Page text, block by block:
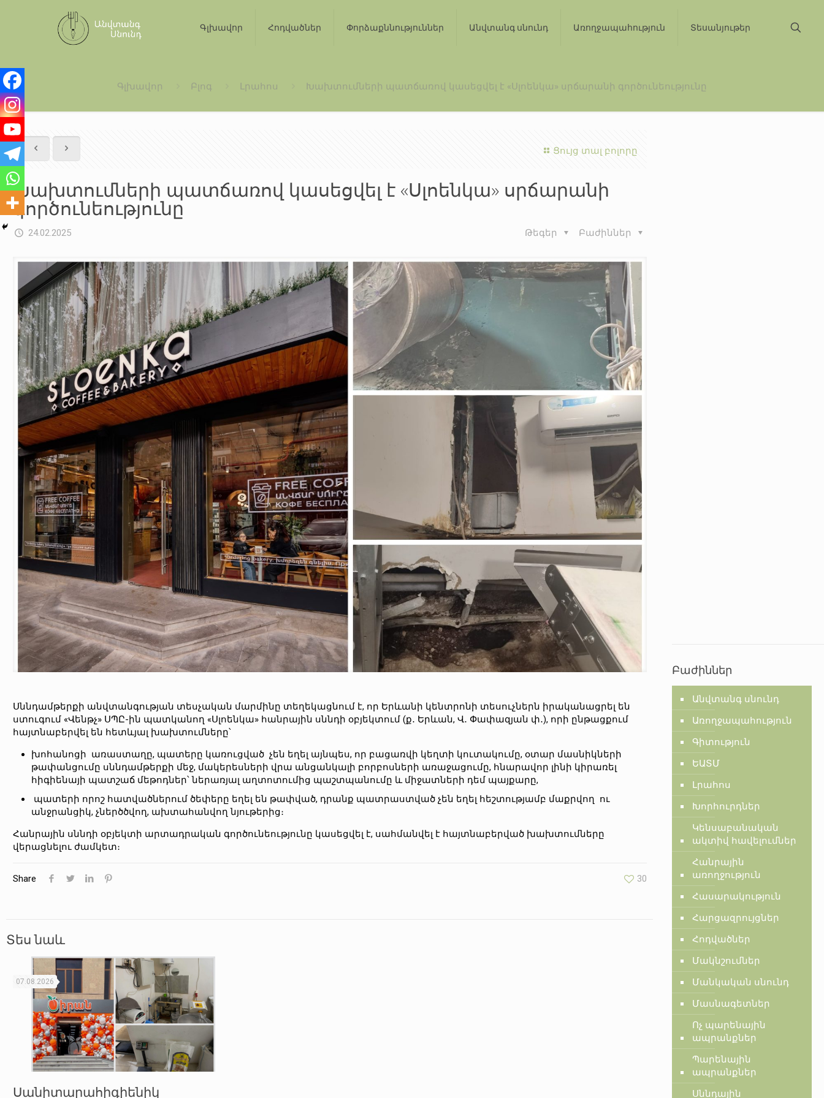
Գլխավոր Հոդվածներ Փորձաքննություններ Անվտանգ սնունդ Առողջապահություն Տեսանյութեր
Գլխավոր Բլոգ Լրահոս Խախտումների պատճառով կասեցվել է «Սլոենկա» սրճարանի գործունեությունը
Ցույց տալ բոլորը
Խախտումների պատճառով կասեցվել է «Սլոենկա» սրճարանի
գործունեությունը
24.02.2025 Բաժիններ
Թեգեր
Սննդամթերքի անվտանգության տեսչական մարմինը տեղեկացնում է, որ Երևանի կենտրոնի տեսուչներն իրականացրել են
ստուգում «Վենթչ» ՍՊԸ-ին պատկանող «Սլոենկա» հանրային սննդի օբյեկտում (ք․ Երևան, Վ․ Փափազյան փ․), որի ընթացքում
հայտնաբերվել են հետևյալ խախտումները՝
խոհանոցի առաստաղը, պատերը կառուցված չեն եղել այնպես, որ բացառվի կեղտի կուտակումը, օտար մասնիկների
թափանցումը սննդամթերքի մեջ, մակերեսների վրա անցանկալի բորբոսների առաջացումը, հնարավոր լինի կիրառել
հիգիենայի պատշաճ մեթոդներ՝ ներառյալ աղտոտումից պաշտպանումը և միջատների դեմ պայքարը,
պատերի որոշ հատվածներում ծեփերը եղել են թափված, դրանք պատրաստված չեն եղել հեշտությամբ մաքրվող ու
անջրանցիկ, չներծծվող, ախտահանվող նյութերից։
Հանրային սննդի օբյեկտի արտադրական գործունեությունը կասեցվել է, սահմանվել է հայտնաբերված խախտումները
վերացնելու ժամկետ։
Share 30
Տես նաև
07.08.2026
Սանիտարահիգիենիկ
Բաժիններ
Անվտանգ սնունդ
Առողջապահություն
Գիտություն
ԵԱՏՄ
Լրահոս
Խորհուրդներ
Կենսաբանական
ակտիվ հավելումներ
Հանրային
առողջություն
Հասարակություն
Հարցազրույցներ
Հոդվածներ
Մակնշումներ
Մանկական սնունդ
Մասնագետներ
Ոչ պարենային
ապրանքներ
Պարենային
ապրանքներ
Սննդային